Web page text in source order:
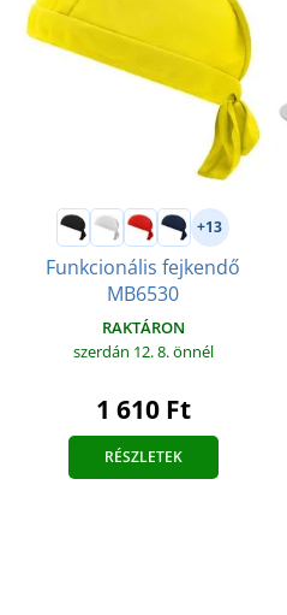
+13
Funkcionális fejkendő
MB6530
RAKTÁRON
szerdán 12. 8.önnél
1 610 Ft
RÉSZLETEK